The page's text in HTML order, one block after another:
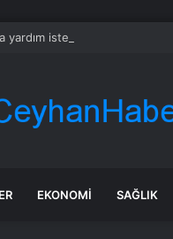
yardım isteyince Türk uçakları
EKONOMI SAĞLIK